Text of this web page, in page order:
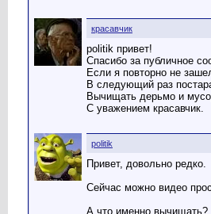
красавчик
politik привет!
Спасибо за публичное
Если я повторно не
В следующий раз
Вычищать дерьмо и
С уважением красавчик.
politik
Привет, довольно редко.
Сейчас можно видео
А что именно вычищать?